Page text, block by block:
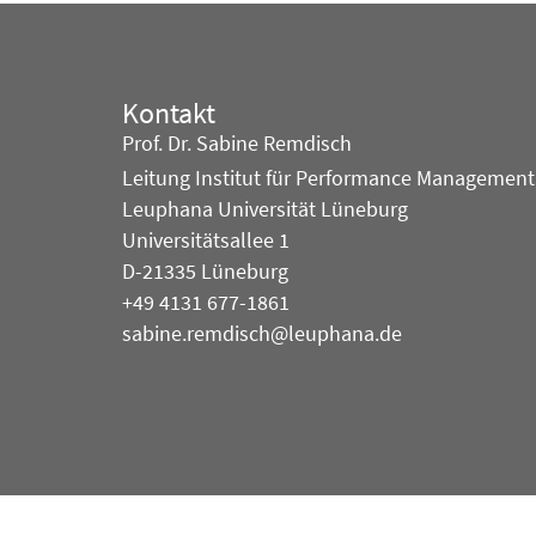
Kontakt
Prof. Dr. Sabine Remdisch
Leitung Institut für Performance Management
Leuphana Universität Lüneburg
Universitätsallee 1
D-21335 Lüneburg
+49 4131 677-1861
sabine.remdisch@leuphana.de